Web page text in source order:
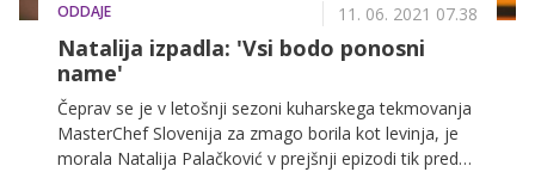
ODDAJE 11. 06. 2021 07.38
Natalija izpadla: 'Vsi bodo ponosni
name'
Čeprav se je v letošnji sezoni kuharskega tekmovanja
MasterChef Slovenija za zmago borila kot levinja, je
morala Natalija Palačković v prejšnji epizodi tik pred